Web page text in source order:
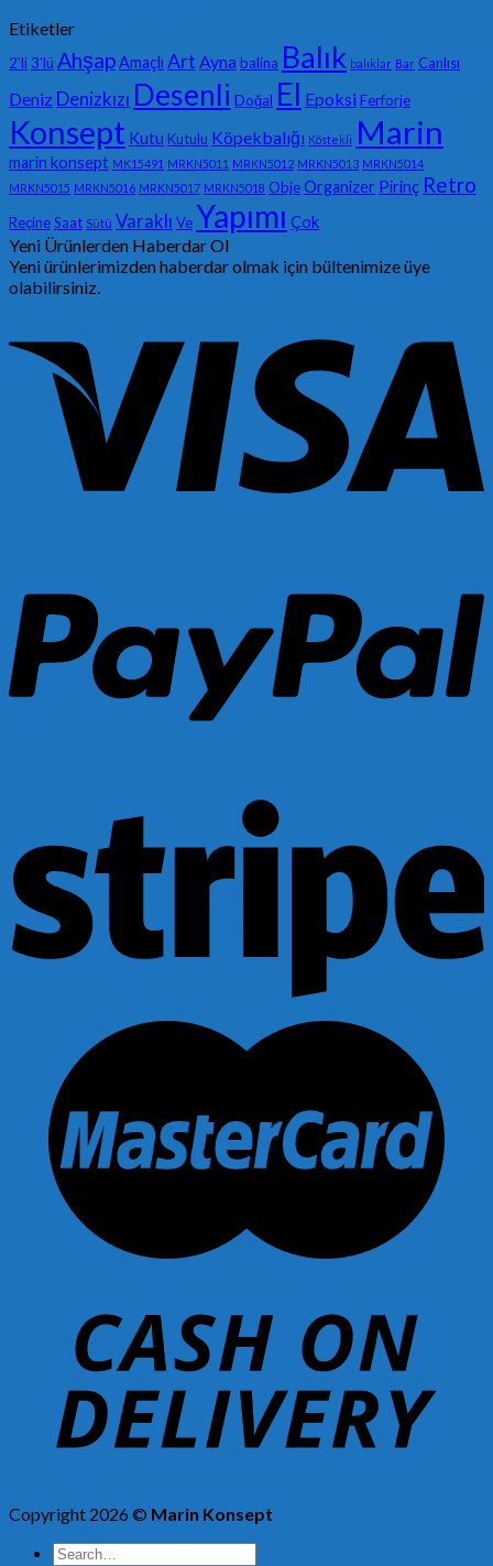
Etiketler
2'li 3'lü AhşapAmaçlı Art Ayna balina Balık balıklar Bar Canlısı
Deniz Denizkızı Desenli Doğal El Epoksi Ferforje
Konsept Kutu Kutulu Köpekbalığı Köstekli Marin
marin konsept MK15491 MRKN5011 MRKN5012 MRKN5013 MRKN5014
MRKN5015 MRKN5016 MRKN5017 MRKN5018 ObjeOrganizer Pirinç Retro
ReçineSaat Sütü Varaklı Ve Yapımı Çok
Yeni Ürünlerden Haberdar Ol
Yeni ürünlerimizden haberdar olmak için bültenimize üye
olabilirsiniz.
Copyright 2026 © Marin Konsept
Search